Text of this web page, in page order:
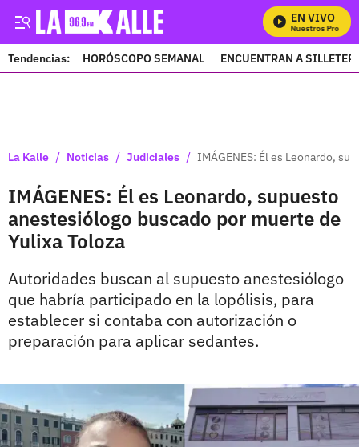
EN VIVO
Mira Todos Nuestros Programas
Tendencias: HORÓSCOPO SEMANAL ENCUENTRAN A
La Kalle / Noticias / Judiciales / IMÁGENES: Él es Leonardo,
IMÁGENES: Él es Leonardo, supuesto
anestesiólogo buscado por muerte de
Yulixa Toloza
Autoridades buscan al supuesto anestesiólogo
que habría participado en la lopólisis, para
establecer si contaba con autorización o
preparación para aplicar sedantes.